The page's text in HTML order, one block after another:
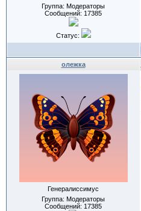
Группа: Модераторы
Сообщений: 17385
Статус:
олежка
Генералиссимус
Группа: Модераторы
Сообщений: 17385